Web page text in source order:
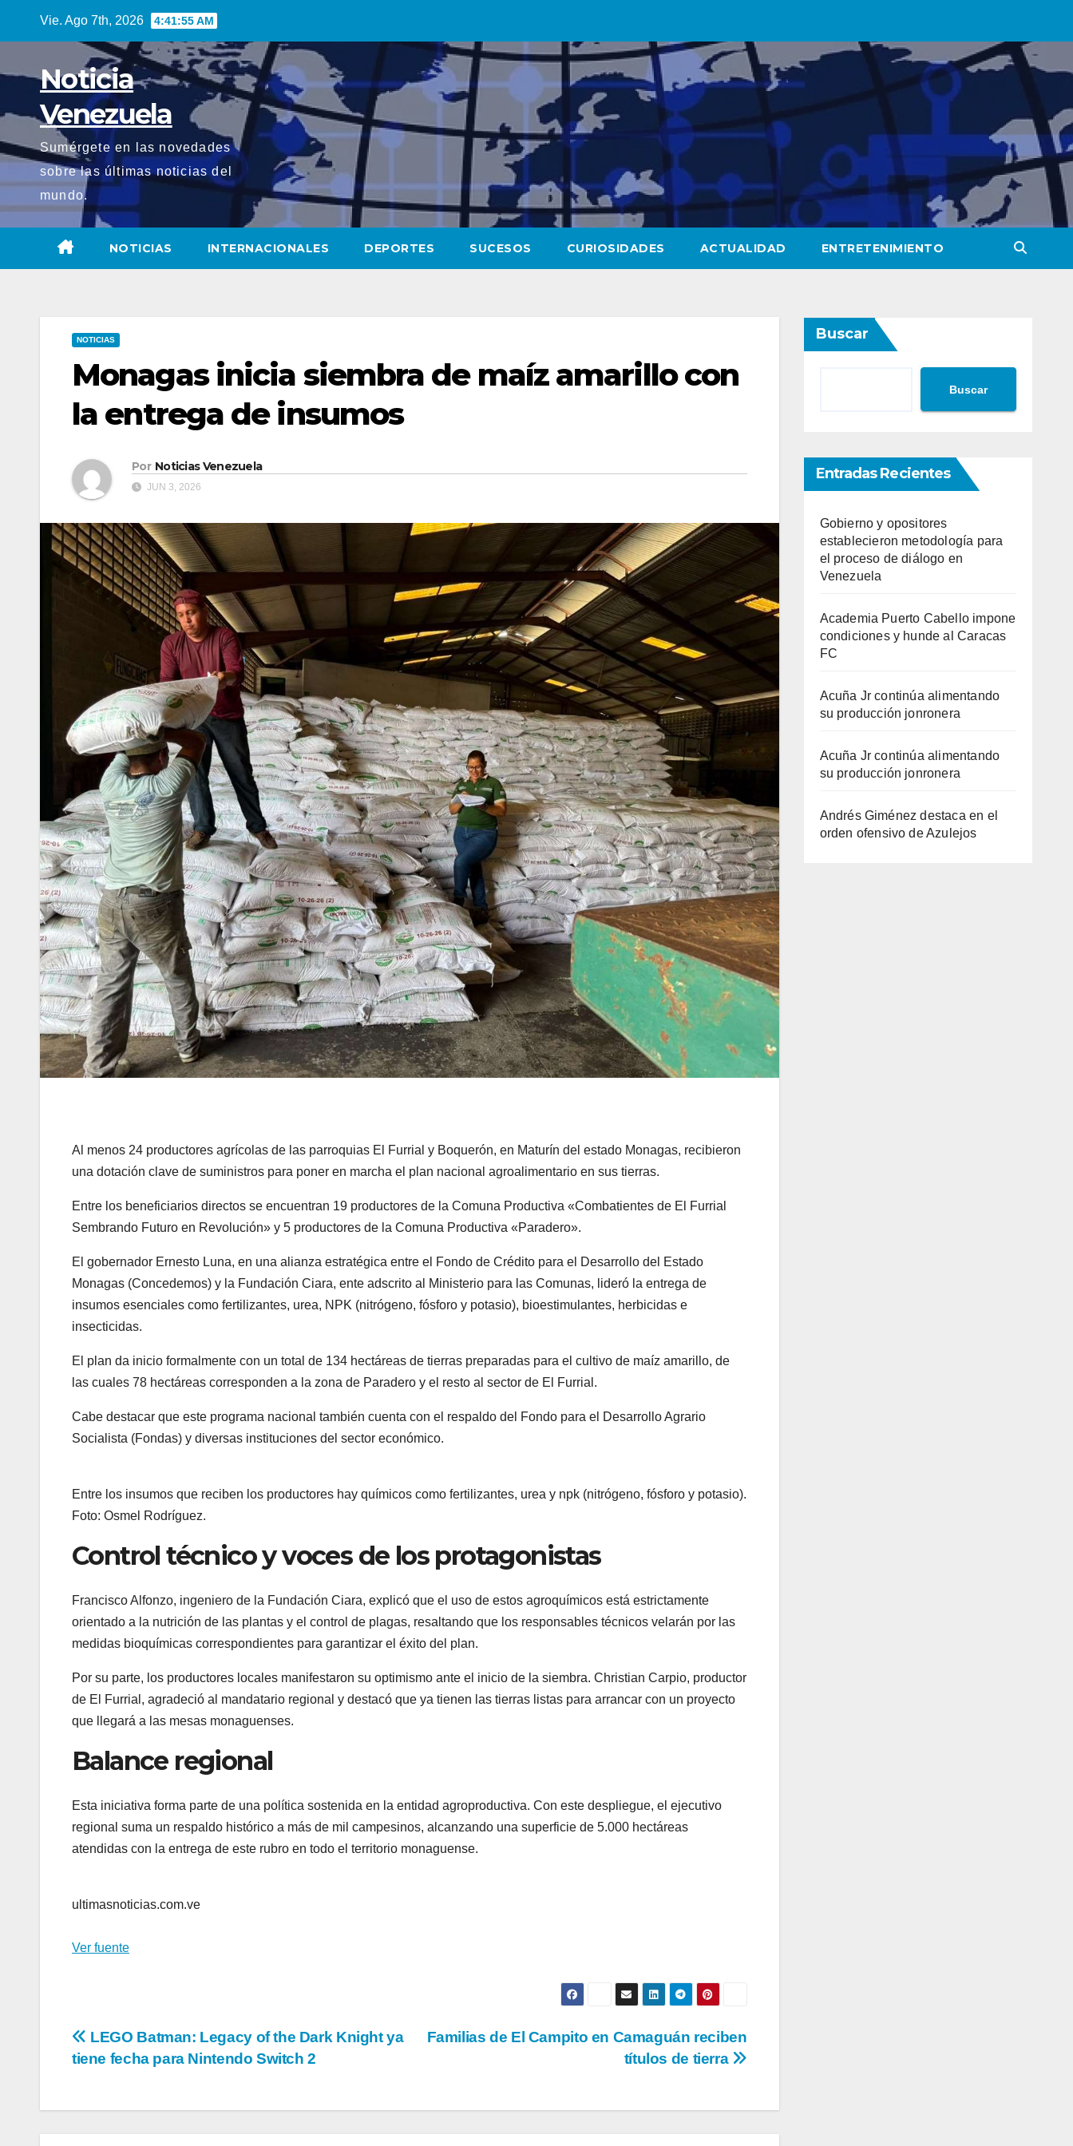
Vie. Ago 7th, 2026 4:41:56 AM
Noticia
Venezuela
Sumérgete en las novedades
sobre las últimas noticias del
mundo.
NOTICIAS INTERNACIONALES DEPORTES SUCESOS CURIOSIDADES ACTUALIDAD ENTRETENIMIENTO
NOTICIAS
Monagas inicia siembra de maíz amarillo con
la entrega de insumos
Por Noticias Venezuela
JUN 3, 2026
Al menos 24 productores agrícolas de las parroquias El Furrial y Boquerón, en Maturín del estado Monagas, recibieron
una dotación clave de suministros para poner en marcha el plan nacional agroalimentario en sus tierras.
Entre los beneficiarios directos se encuentran 19 productores de la Comuna Productiva «Combatientes de El Furrial
Sembrando Futuro en Revolución» y 5 productores de la Comuna Productiva «Paradero».
El gobernador Ernesto Luna, en una alianza estratégica entre el Fondo de Crédito para el Desarrollo del Estado
Monagas (Concedemos) y la Fundación Ciara, ente adscrito al Ministerio para las Comunas, lideró la entrega de
insumos esenciales como fertilizantes, urea, NPK (nitrógeno, fósforo y potasio), bioestimulantes, herbicidas e
insecticidas.
El plan da inicio formalmente con un total de 134 hectáreas de tierras preparadas para el cultivo de maíz amarillo, de
las cuales 78 hectáreas corresponden a la zona de Paradero y el resto al sector de El Furrial.
Cabe destacar que este programa nacional también cuenta con el respaldo del Fondo para el Desarrollo Agrario
Socialista (Fondas) y diversas instituciones del sector económico.
Entre los insumos que reciben los productores hay químicos como fertilizantes, urea y npk (nitrógeno, fósforo y potasio).
Foto: Osmel Rodríguez.
Control técnico y voces de los protagonistas
Francisco Alfonzo, ingeniero de la Fundación Ciara, explicó que el uso de estos agroquímicos está estrictamente
orientado a la nutrición de las plantas y el control de plagas, resaltando que los responsables técnicos velarán por las
medidas bioquímicas correspondientes para garantizar el éxito del plan.
Por su parte, los productores locales manifestaron su optimismo ante el inicio de la siembra. Christian Carpio, productor
de El Furrial, agradeció al mandatario regional y destacó que ya tienen las tierras listas para arrancar con un proyecto
que llegará a las mesas monaguenses.
Balance regional
Esta iniciativa forma parte de una política sostenida en la entidad agroproductiva. Con este despliegue, el ejecutivo
regional suma un respaldo histórico a más de mil campesinos, alcanzando una superficie de 5.000 hectáreas
atendidas con la entrega de este rubro en todo el territorio monaguense.
ultimasnoticias.com.ve
Ver fuente
Navegación
entradas
Familias de El Campito en Camaguán reciben
títulos de tierra
LEGO Batman: Legacy of the Dark Knight ya
tiene fecha para Nintendo Switch 2
Buscar
Buscar
Entradas Recientes
Gobierno y opositores
establecieron metodología para
el proceso de diálogo en
Venezuela
Academia Puerto Cabello impone
condiciones y hunde al Caracas
FC
Acuña Jr continúa alimentando
su producción jonronera
Acuña Jr continúa alimentando
su producción jonronera
Andrés Giménez destaca en el
orden ofensivo de Azulejos